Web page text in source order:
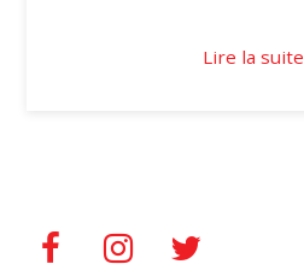
Lire la suite